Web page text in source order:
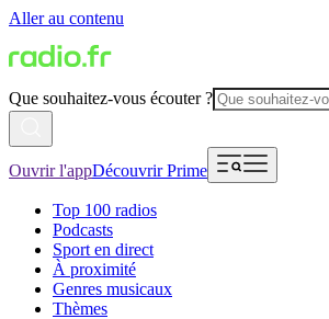
Aller au contenu
Que souhaitez-vous écouter ?
Ouvrir l'appDécouvrir Prime
Top 100 radios
Podcasts
Sport en direct
À proximité
Genres musicaux
Thèmes